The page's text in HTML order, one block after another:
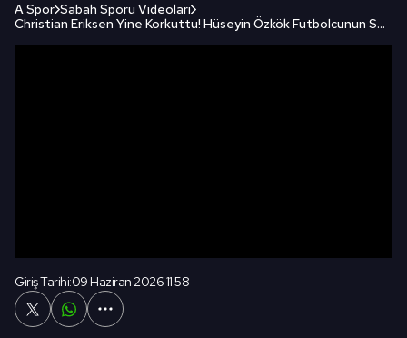
A Spor Sabah Sporu Videoları
Christian Eriksen Yine Korkuttu! Hüseyin Özkök Futbolcunun Son Durumunu Açıkladı
Giriş Tarihi:09 Haziran 2026 11:58